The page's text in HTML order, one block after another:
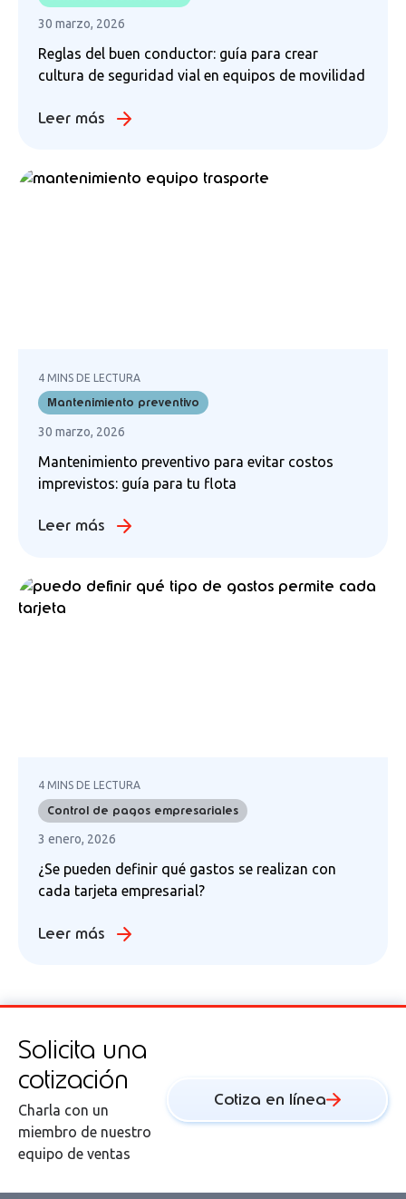
30 marzo, 2026
Reglas del buen conductor: guía para crear
cultura de seguridad vial en equipos de movilidad
Leer más
4 MINS DE LECTURA
Mantenimiento preventivo
30 marzo, 2026
Mantenimiento preventivo para evitar costos
imprevistos: guía para tu flota
Leer más
4 MINS DE LECTURA
Control de pagos empresariales
3 enero, 2026
¿Se pueden definir qué gastos se realizan con
cada tarjeta empresarial?
Leer más
Solicita una
cotización
Charla con un
miembro de nuestro
equipo de ventas
Cotiza en línea